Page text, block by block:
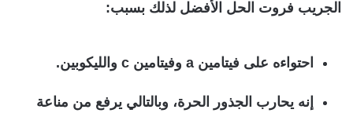
الجريب فروت الحل الأفضل لذلك بسبب:
احتواءه على فيتامين a وفيتامين c والليكوبين.
إنه يحارب الجذور الحرة، وبالتالي يرفع من مناعة